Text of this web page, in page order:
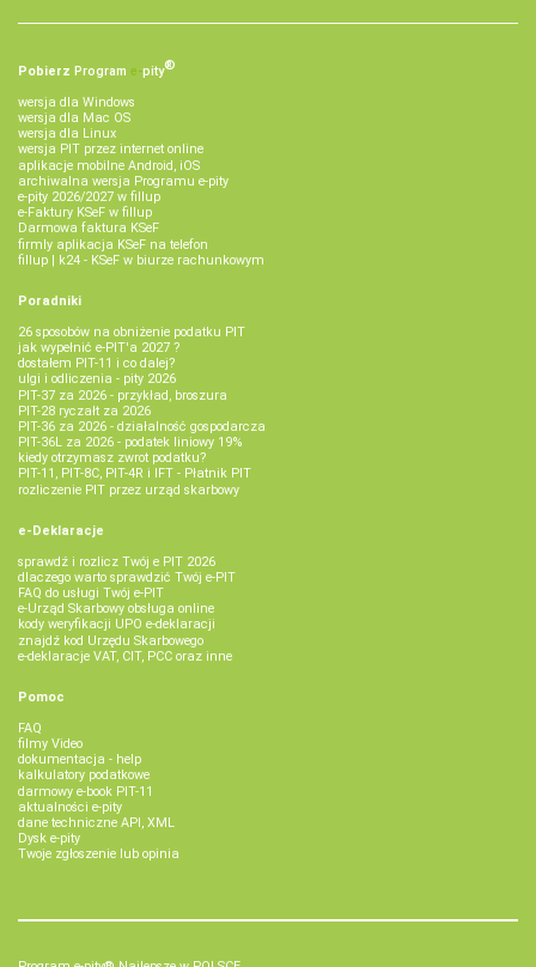
Pobierz Program e‑pity®
wersja dla Windows
wersja dla Mac OS
wersja dla Linux
wersja PIT przez internet online
aplikacje mobilne Android, iOS
archiwalna wersja Programu e-pity
e-pity 2026/2027 w fillup
e‑Faktury KSeF w fillup
Darmowa faktura KSeF
firmly aplikacja KSeF na telefon
fillup | k24 - KSeF w biurze rachunkowym
Poradniki
26 sposobów na obniżenie podatku PIT
jak wypełnić e-PIT'a 2027 ?
dostałem PIT-11 i co dalej?
ulgi i odliczenia - pity 2026
PIT-37 za 2026 - przykład, broszura
PIT-28 ryczałt za 2026
PIT-36 za 2026 - działalność gospodarcza
PIT-36L za 2026 - podatek liniowy 19%
kiedy otrzymasz zwrot podatku?
PIT-11, PIT-8C, PIT-4R i IFT - Płatnik PIT
rozliczenie PIT przez urząd skarbowy
e-Deklaracje
sprawdź i rozlicz Twój e PIT 2026
dlaczego warto sprawdzić Twój e-PIT
FAQ do usługi Twój e-PIT
e-Urząd Skarbowy obsługa online
kody weryfikacji UPO e-deklaracji
znajdź kod Urzędu Skarbowego
e-deklaracje VAT, CIT, PCC oraz inne
Pomoc
FAQ
filmy Video
dokumentacja - help
kalkulatory podatkowe
darmowy e-book PIT-11
aktualności e-pity
dane techniczne API, XML
Dysk e-pity
Twoje zgłoszenie lub opinia